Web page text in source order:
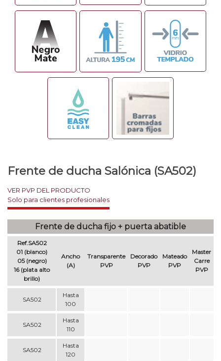
Frente de ducha Salónica (SA502)
VER PVP DEL PRODUCTO
Frente de ducha fijo + puerta abatible
Ref.SA502
01 (blanco)
05 (negro)
16 (plata alto
brillo)
Ancho
(A)
Transparente
PVP
Decorado
PVP
Mateado
PVP
Master
Carre
PVP
SA502
Hasta
100
SA502
Hasta
110
SA502
Hasta
120